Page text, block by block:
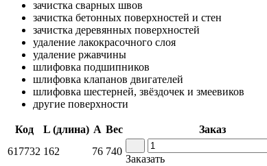
зачистка сварных швов
зачистка бетонных поверхностей и стен
зачистка деревянных поверхностей
удаление лакокрасочного слоя
удаление ржавчины
шлифовка подшипников
шлифовка клапанов двигателей
шлифовка шестерней, звёздочек и змеевиков
другие поверхности
Код L (длина) A Вес
Заказ
617732 162 76 740
Заказать